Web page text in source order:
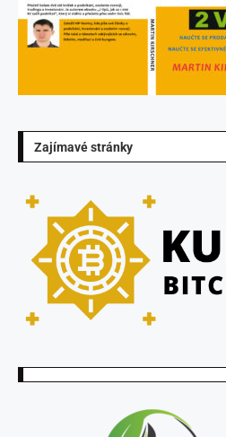
Zajímavé stránky